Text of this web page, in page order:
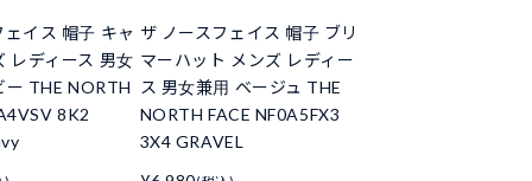
ェイス 帽子 キャ
レディース 男女
ー THE NORTH
8K2
ザ ノースフェイス 帽子 ブリ
マーハット メンズ レディー
ス 男女兼用 ベージュ THE
NORTH FACE NF0A5FX3
3X4 GRAVEL